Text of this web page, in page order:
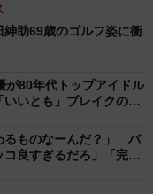
年組」の面々が
隠せません。
たことや、夫のヒロ
グを続けているこ
す。また、自身のク
っているのです
紳助69歳のゴルフ姿に衝
が80年代トップアイドル
いとも」ブレイクの大
るものなーんだ？」 バ
良すぎるだろ」「完璧